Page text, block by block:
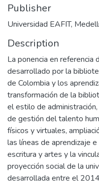
Publisher
Universidad EAFIT,
Description
La ponencia en referencia
desarrollado por la
de Colombia y los
transformación de la
el estilo de
de gestión del talento
físicos y virtuales,
las líneas de aprendizaje
escritura y artes y la
proyección social de la
desarrollada entre el